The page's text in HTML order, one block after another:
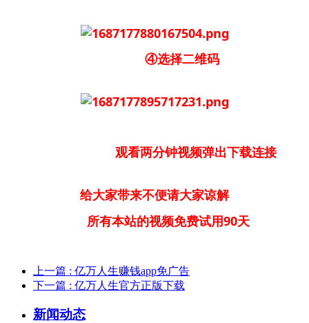
④选择二维码
观看两分钟视频弹出下载连接
给大家带来不便请大家谅解
所有本站的视频免费试用90天
上一篇 : 亿万人生赚钱app免广告
下一篇 : 亿万人生官方正版下载
新闻动态